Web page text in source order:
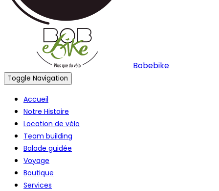
Bobebike
Toggle Navigation
Accueil
Notre Histoire
Location de vélo
Team building
Balade guidée
Voyage
Boutique
Services